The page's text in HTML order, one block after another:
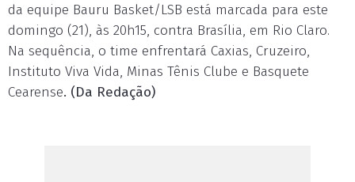
da equipe Bauru Basket/LSB está marcada para este
domingo (21), às 20h15, contra Brasília, em Rio Claro.
Na sequência, o time enfrentará Caxias, Cruzeiro,
Instituto Viva Vida, Minas Tênis Clube e Basquete
Cearense. (Da Redação)